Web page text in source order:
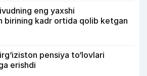
eng yaxshi
birining kadr ortida qolib ketgan
pensiya to‘lovlari
erishdi